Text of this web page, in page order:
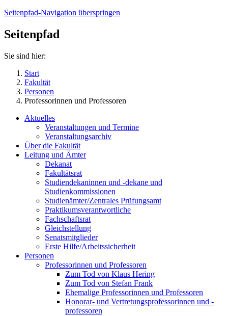
Seitenpfad-Navigation überspringen
Seitenpfad
Sie sind hier:
Start
Fakultät
Personen
Professorinnen und Professoren
Aktuelles
Veranstaltungen und Termine
Veranstaltungsarchiv
Über die Fakultät
Leitung und Ämter
Dekanat
Fakultätsrat
Studiendekaninnen und -dekane und
Studienkommissionen
Studienämter/Zentrales Prüfungsamt
Praktikumsverantwortliche
Fachschaftsrat
Gleichstellung
Senatsmitglieder
Erste Hilfe/Arbeitssicherheit
Personen
Professorinnen und Professoren
Zum Tod von Klaus Hering
Zum Tod von Stefan Frank
Ehemalige Professorinnen und Professoren
Honorar- und Vertretungsprofessorinnen und -
professoren